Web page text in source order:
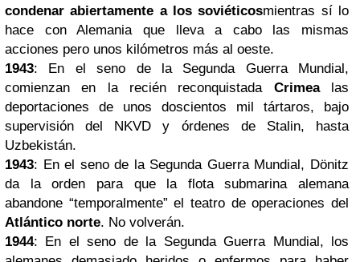
condenar abiertamente a los soviéticosmientras sí lo
hace con Alemania que lleva a cabo las mismas
acciones pero unos kilómetros más al oeste.
1943: En el seno de la Segunda Guerra Mundial,
comienzan en la recién reconquistada Crimealas
deportaciones de unos doscientos mil tártaros, bajo
supervisión del NKVD y órdenes de Stalin, hasta
Uzbekistán.
1943: En el seno de la Segunda Guerra Mundial, Dönitz
da la orden para que la flota submarina alemana
abandone “temporalmente” el teatro de operaciones del
Atlántico norte. No volverán.
1944: En el seno de la Segunda Guerra Mundial, los